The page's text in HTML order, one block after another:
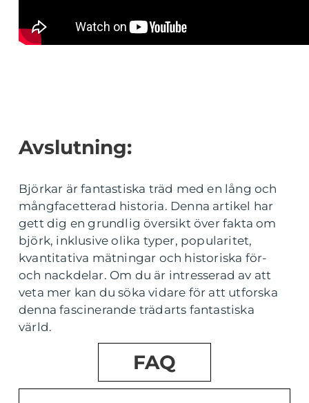
Avslutning:
Björkar är fantastiska träd med en lång och
mångfacetterad historia. Denna artikel har
gett dig en grundlig översikt över fakta om
björk, inklusive olika typer, popularitet,
kvantitativa mätningar och historiska för-
och nackdelar. Om du är intresserad av att
veta mer kan du söka vidare för att utforska
denna fascinerande trädarts fantastiska
värld.
FAQ